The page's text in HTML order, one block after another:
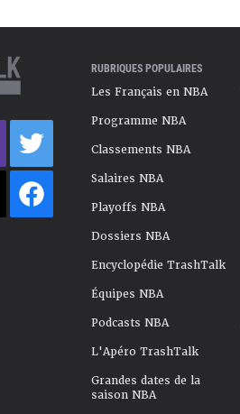
RUBRIQUES POPULAIRES
Les Français en NBA
Programme NBA
Classements NBA
Salaires NBA
Playoffs NBA
Dossiers NBA
Encyclopédie TrashTalk
Équipes NBA
Podcasts NBA
L'Apéro TrashTalk
Grandes dates de la
saison NBA